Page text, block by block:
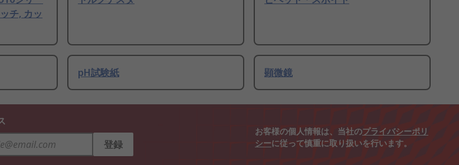
チ, カッ
pH試験紙 顕微鏡
登録
お客様の個人情報は、当社のプライバシーポリ
シーに従って慎重に取り扱いを行います。